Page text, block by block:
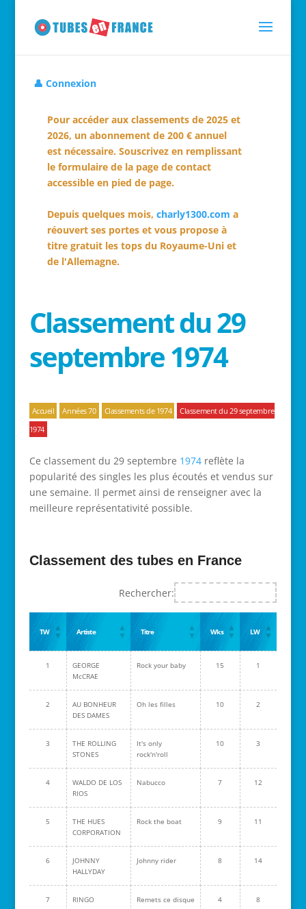
👤 Connexion
Pour accéder aux classements de 2025 et
2026, un abonnement de 200 € annuel
est nécessaire. Souscrivez en remplissant
le formulaire de la page de contact
accessible en pied de page.
Depuis quelques mois, charly1300.com a
réouvert ses portes et vous propose à
titre gratuit les tops du Royaume-Uni et
de l'Allemagne.
Classement du 29
septembre 1974
Accueil Années 70 Classements de 1974
Classement du 29 septembre
1974
Ce classement du 29 septembre 1974reflète la
popularité des singles les plus écoutés et vendus sur
une semaine. Il permet ainsi de renseigner avec la
meilleure représentativité possible.
Classement des tubes en France
Rechercher:
TW Artiste Titre Wks LW
1
GEORGE
McCRAE
Rock your baby 15 1
2
AU BONHEUR
DES DAMES
Oh les filles 10 2
3
THE ROLLING
STONES
It's only
rock'n'roll
10 3
4
WALDO DE LOS
RIOS
Nabucco 7 12
5
THE HUES
CORPORATION
Rock the boat 9 11
6
JOHNNY
HALLYDAY
Johnny rider 8 14
7 RINGO Remets ce disque 4 8